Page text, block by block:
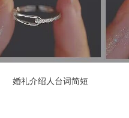
婚礼介绍人台词简短